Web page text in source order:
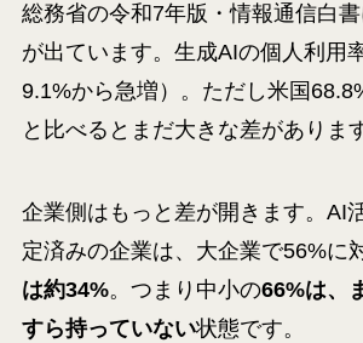
総務省の令和7年版・情報通信白
が出ています。生成AIの個人利用
9.1%から急増）。ただし米国
と比べるとまだ大きな差がありま
企業側はもっと差が開きます。AI
定済みの企業は、大企業で56%に
は約34%。つまり中小の66%は、
すら持っていない状態です。